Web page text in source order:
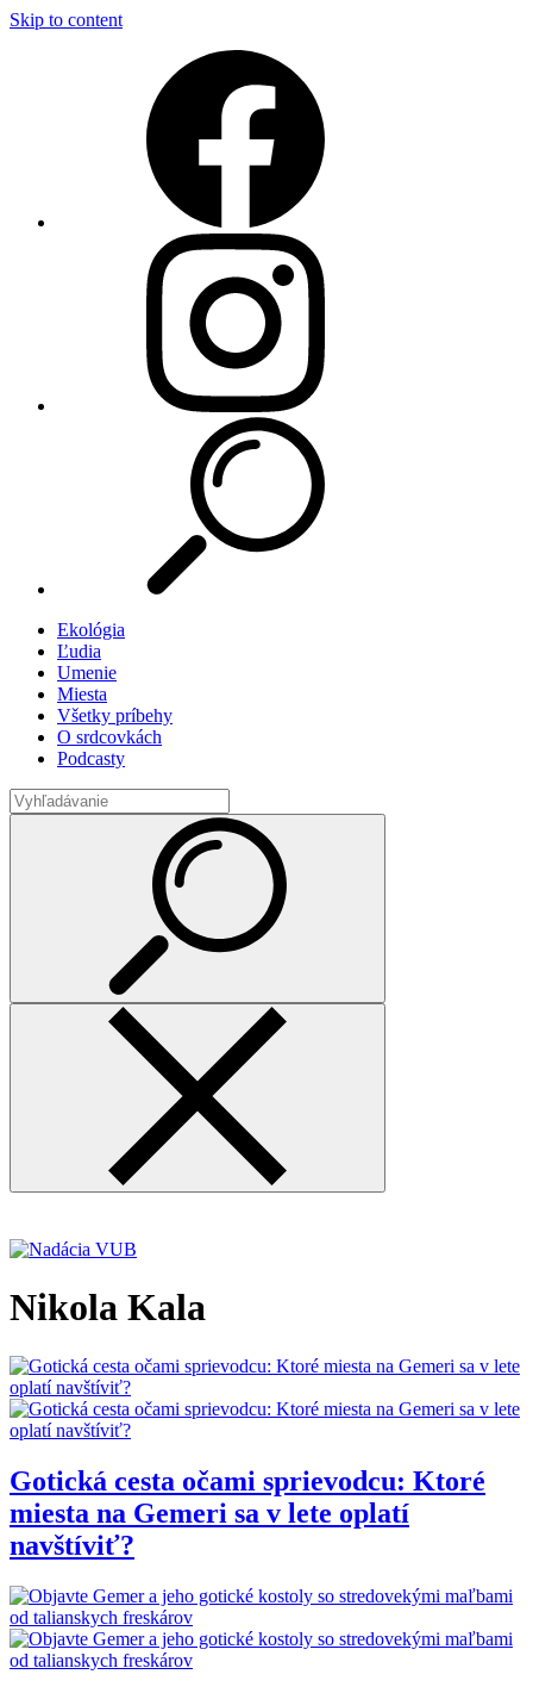
Skip to content
Ekológia
Ľudia
Umenie
Miesta
Všetky príbehy
O srdcovkách
Podcasty
Nikola Kala
Gotická cesta očami sprievodcu: Ktoré
miesta na Gemeri sa v lete oplatí
navštíviť?